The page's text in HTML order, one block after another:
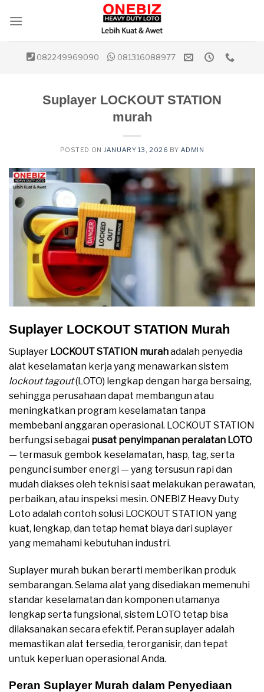
082249969090 081316088977
Suplayer LOCKOUT STATION
murah
POSTED ON JANUARY 13, 2026 BY ADMIN
Suplayer LOCKOUT STATION Murah
Suplayer LOCKOUT STATION murahadalah penyedia
alat keselamatan kerja yang menawarkan sistem
lockout tagout(LOTO) lengkap dengan harga bersaing,
sehingga perusahaan dapat membangun atau
meningkatkan program keselamatan tanpa
membebani anggaran operasional. LOCKOUT STATION
berfungsi sebagai pusat penyimpanan peralatan LOTO
— termasuk gembok keselamatan, hasp, tag, serta
pengunci sumber energi — yang tersusun rapi dan
mudah diakses oleh teknisi saat melakukan perawatan,
perbaikan, atau inspeksi mesin. ONEBIZ Heavy Duty
Loto adalah contoh solusi LOCKOUT STATION yang
kuat, lengkap, dan tetap hemat biaya dari suplayer
yang memahami kebutuhan industri.
Suplayer murah bukan berarti memberikan produk
sembarangan. Selama alat yang disediakan memenuhi
standar keselamatan dan komponen utamanya
lengkap serta fungsional, sistem LOTO tetap bisa
dilaksanakan secara efektif. Peran suplayer adalah
memastikan alat tersedia, terorganisir, dan tepat
untuk keperluan operasional Anda.
Peran Suplayer Murah dalam Penyediaan